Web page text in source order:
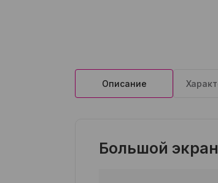
Описание
Большой